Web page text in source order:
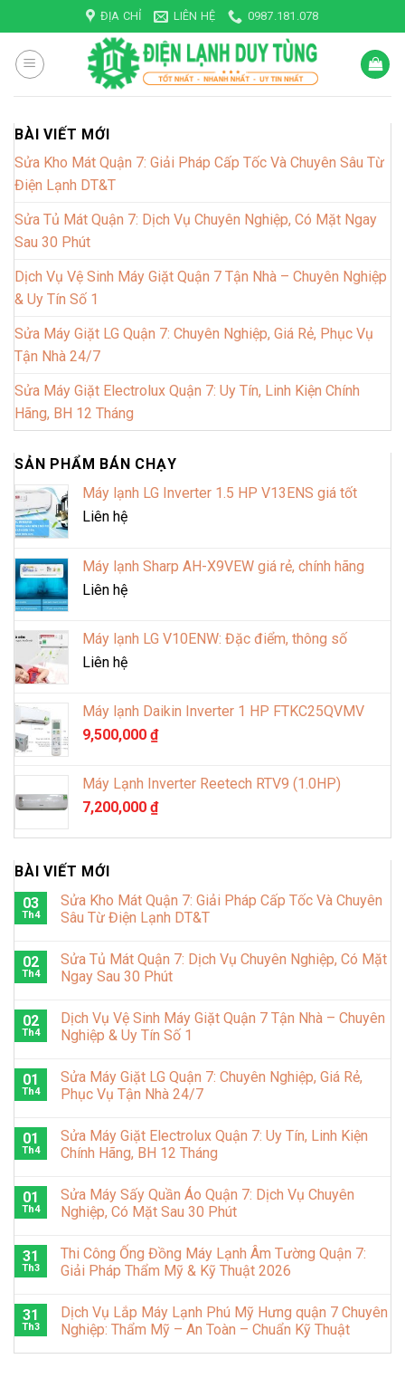
to
content
ĐỊA CHỈ LIÊN HỆ 0987.181.078
BÀI VIẾT MỚI
Sửa Kho Mát Quận 7: Giải Pháp Cấp Tốc Và Chuyên Sâu Từ
Điện Lạnh DT&T
Sửa Tủ Mát Quận 7: Dịch Vụ Chuyên Nghiệp, Có Mặt Ngay
Sau 30 Phút
Dịch Vụ Vệ Sinh Máy Giặt Quận 7 Tận Nhà – Chuyên Nghiệp
& Uy Tín Số 1
Sửa Máy Giặt LG Quận 7: Chuyên Nghiệp, Giá Rẻ, Phục Vụ
Tận Nhà 24/7
Sửa Máy Giặt Electrolux Quận 7: Uy Tín, Linh Kiện Chính
Hãng, BH 12 Tháng
SẢN PHẨM BÁN CHẠY
Máy lạnh LG Inverter 1.5 HP V13ENS giá tốt
Liên hệ
Máy lạnh Sharp AH-X9VEW giá rẻ, chính hãng
Liên hệ
Máy lạnh LG V10ENW: Đặc điểm, thông số
Liên hệ
Máy lạnh Daikin Inverter 1 HP FTKC25QVMV
9,500,000 ₫
Máy Lạnh Inverter Reetech RTV9 (1.0HP)
7,200,000 ₫
BÀI VIẾT MỚI
03
Th4
Sửa Kho Mát Quận 7: Giải Pháp Cấp Tốc Và Chuyên
Sâu Từ Điện Lạnh DT&T
02
Th4
Sửa Tủ Mát Quận 7: Dịch Vụ Chuyên Nghiệp, Có Mặt
Ngay Sau 30 Phút
02
Th4
Dịch Vụ Vệ Sinh Máy Giặt Quận 7 Tận Nhà – Chuyên
Nghiệp & Uy Tín Số 1
01
Th4
Sửa Máy Giặt LG Quận 7: Chuyên Nghiệp, Giá Rẻ,
Phục Vụ Tận Nhà 24/7
01
Th4
Sửa Máy Giặt Electrolux Quận 7: Uy Tín, Linh Kiện
Chính Hãng, BH 12 Tháng
01
Th4
Sửa Máy Sấy Quần Áo Quận 7: Dịch Vụ Chuyên
Nghiệp, Có Mặt Sau 30 Phút
31
Th3
Thi Công Ống Đồng Máy Lạnh Âm Tường Quận 7:
Giải Pháp Thẩm Mỹ & Kỹ Thuật 2026
31
Th3
Dịch Vụ Lắp Máy Lạnh Phú Mỹ Hưng quận 7 Chuyên
Nghiệp: Thẩm Mỹ – An Toàn – Chuẩn Kỹ Thuật